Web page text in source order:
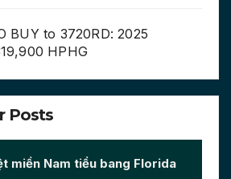
BUY to 3720RD: 2025
HPHG
Posts